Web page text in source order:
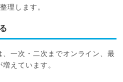
理します。
一次・二次までオンライン、最
えています。